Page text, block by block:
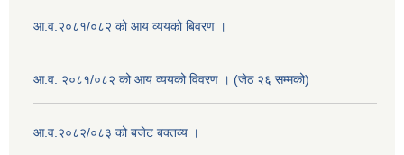
आ.व.२०८१/०८२ को आय व्ययको बिवरण ।
आ.व. २०८१/०८२ को आय व्ययको विवरण । (जेठ २६ सम्मको)
आ.व.२०८२/०८३ को बजेट बक्तव्य ।